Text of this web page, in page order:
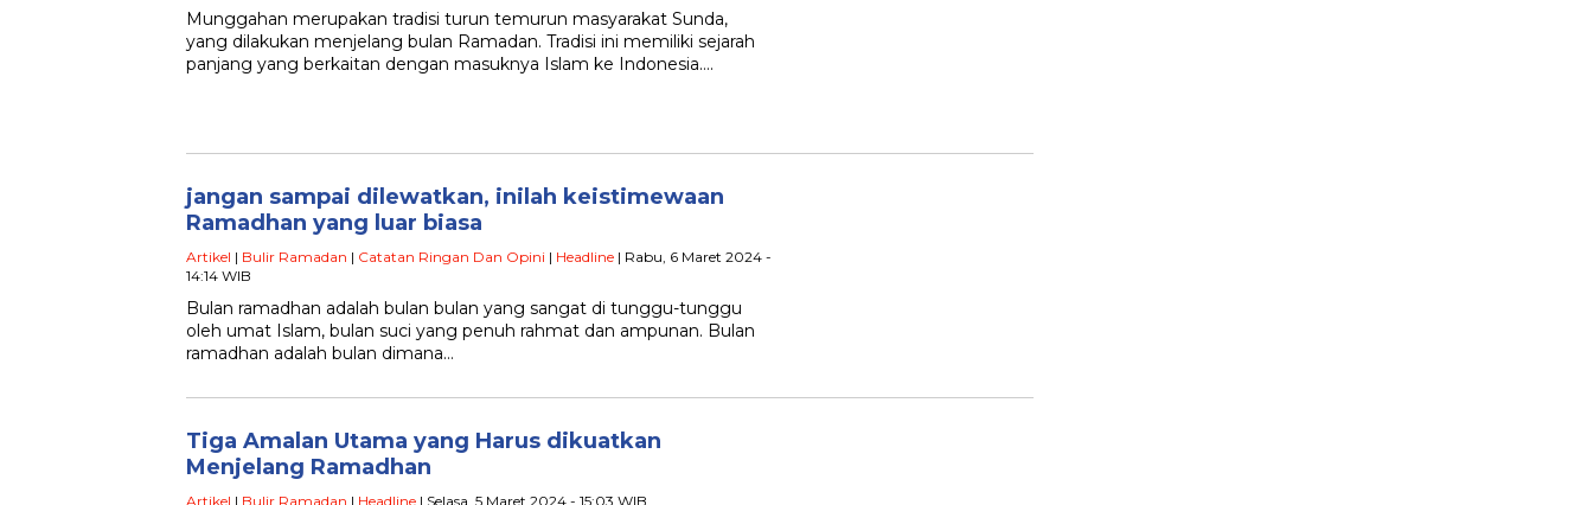
Munggahan merupakan tradisi turun temurun masyarakat Sunda,
yang dilakukan menjelang bulan Ramadan. Tradisi ini memiliki sejarah
panjang yang berkaitan dengan masuknya Islam ke Indonesia….
jangan sampai dilewatkan, inilah keistimewaan
Ramadhan yang luar biasa
Artikel | Bulir Ramadan | Catatan Ringan Dan Opini | Headline | Rabu, 6 Maret 2024 -
14:14 WIB
Bulan ramadhan adalah bulan bulan yang sangat di tunggu-tunggu
oleh umat Islam, bulan suci yang penuh rahmat dan ampunan. Bulan
ramadhan adalah bulan dimana…
Tiga Amalan Utama yang Harus dikuatkan
Menjelang Ramadhan
Artikel | Bulir Ramadan | Headline | Selasa, 5 Maret 2024 - 15:03 WIB